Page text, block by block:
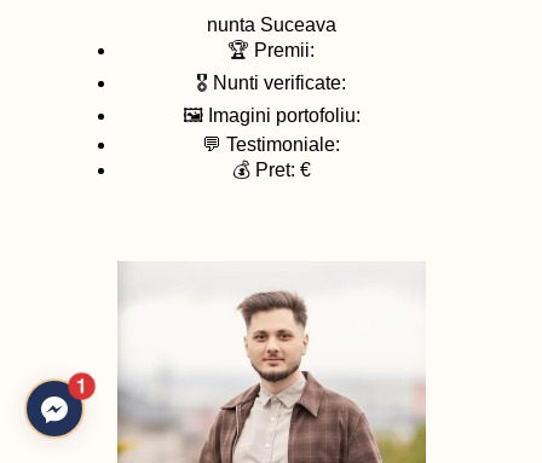
nunta Suceava
🏆 Premii:
🎖️ Nunti verificate:
🖼️ Imagini portofoliu:
💬 Testimoniale:
💰 Pret: €